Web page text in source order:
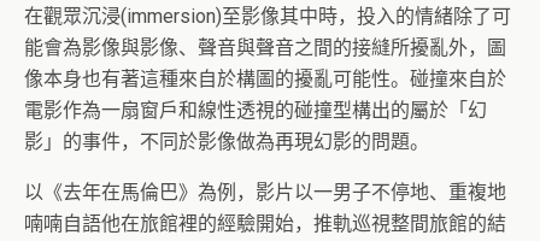
在觀眾沉浸(immersion)至影像其中時，投入的情緒除了可
能會為影像與影像、聲音與聲音之間的接縫所擾亂外，圖
像本身也有著這種來自於構圖的擾亂可能性。碰撞來自於
電影作為一扇窗戶和線性透視的碰撞型構出的屬於「幻
影」的事件，不同於影像做為再現幻影的問題。
以《去年在馬倫巴》為例，影片以一男子不停地、重複地
喃喃自語他在旅館裡的經驗開始，推軌巡視整間旅館的結